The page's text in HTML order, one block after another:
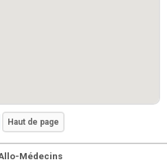
Haut de page
Médecins